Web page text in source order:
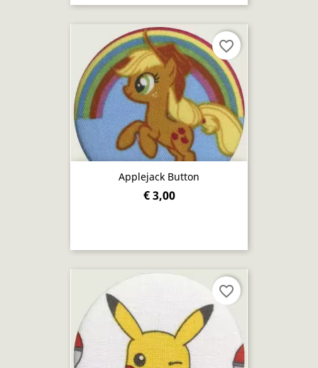
Applejack Button
€ 3,00
favorite_border
favorite_border